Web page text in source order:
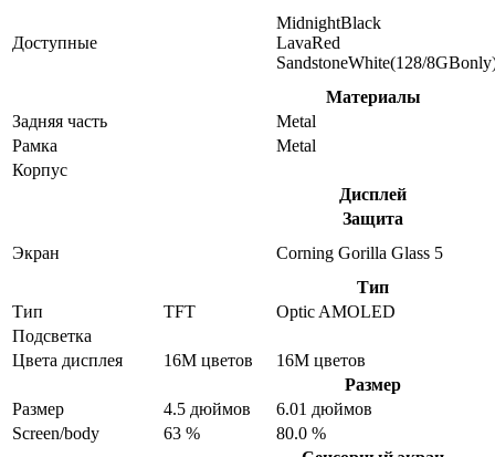
Доступные
MidnightBlack
LavaRed
SandstoneWhite(128/
Материалы
Задняя часть
Metal
Рамка
Metal
Корпус
Дисплей
Защита
Экран
Corning Gorilla Glass 5
Тип
Тип
TFT
Optic AMOLED
Подсветка
Цвета дисплея
16M цветов
16M цветов
Размер
Размер
4.5 дюймов
6.01 дюймов
Screen/body
63 %
80.0 %